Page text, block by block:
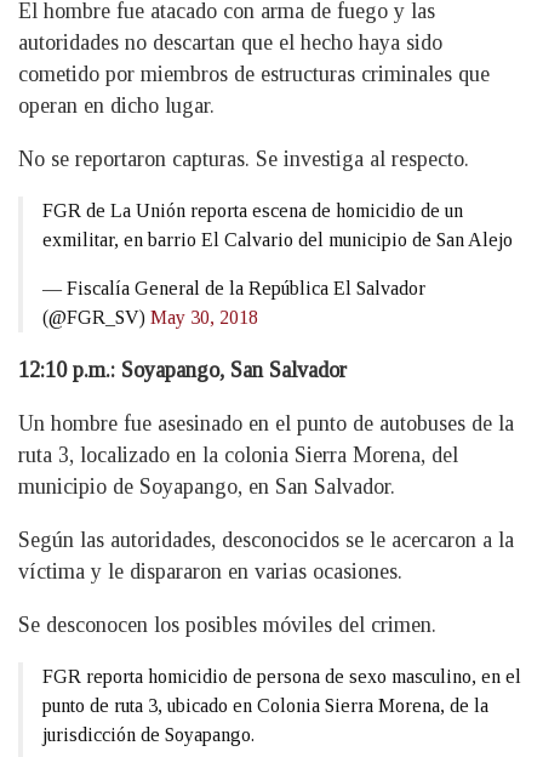
El hombre fue atacado con arma de fuego y las
autoridades no descartan que el hecho haya sido
cometido por miembros de estructuras criminales que
operan en dicho lugar.
No se reportaron capturas. Se investiga al respecto.
FGR de La Unión reporta escena de homicidio de un
exmilitar, en barrio El Calvario del municipio de San Alejo
— Fiscalía General de la República El Salvador
(@FGR_SV) May 30, 2018
12:10 p.m.: Soyapango, San Salvador
Un hombre fue asesinado en el punto de autobuses de la
ruta 3, localizado en la colonia Sierra Morena, del
municipio de Soyapango, en San Salvador.
Según las autoridades, desconocidos se le acercaron a la
víctima y le dispararon en varias ocasiones.
Se desconocen los posibles móviles del crimen.
FGR reporta homicidio de persona de sexo masculino, en el
punto de ruta 3, ubicado en Colonia Sierra Morena, de la
jurisdicción de Soyapango.